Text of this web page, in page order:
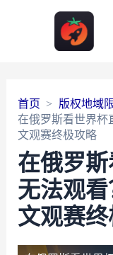
首页
版权地域
在俄罗斯看世界杯
文观赛终极攻略
在俄罗
无法观
文观赛